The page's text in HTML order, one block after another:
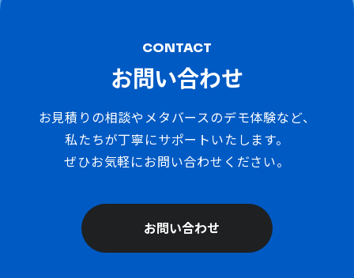
CONTACT
お問い合わせ
お見積りの相談やメタバースのデモ体験など、
私たちが丁寧にサポートいたします。
ぜひお気軽にお問い合わせください。
お問い合わせ